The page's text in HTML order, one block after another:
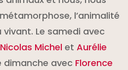
l’animalité
vivant. Le samedi avec
Nicolas Michel et Aurélie
dimanche avec Florence